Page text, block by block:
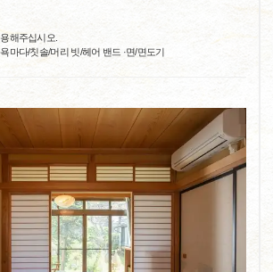
해주십시오.
마다/칫솔/머리 빗/헤어 밴드 ·면/면도기